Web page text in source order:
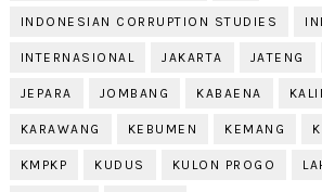
INDONESIAN CORRUPTION STUDIES
INTERNASIONAL JAKARTA JATENG
JEPARA JOMBANG KABAENA
KARAWANG KEBUMEN KEMANG
KMPKP KUDUS KULON PROGO